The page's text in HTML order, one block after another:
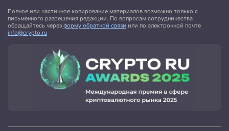
Полное или частичное копирование материалов возможно только с
письменного разрешения редакции. По вопросам сотрудничества
обращайтесь через форму обратной связи или по электронной почте
info@crypto.ru